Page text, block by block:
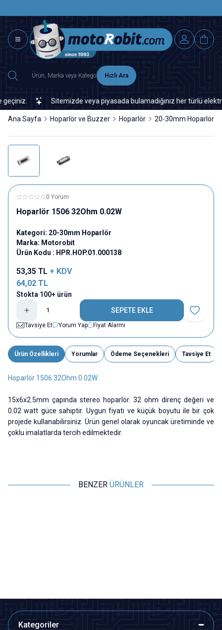
Hızlı Ara
Sitemizde veya piyasada bulamadığınız her türlü
Ana Sayfa Hoparlör ve Buzzer Hoparlör 20-30mm Hoparlör
0 Yorum
Hoparlör 1506 32Ohm 0.02W
Kategori: 20-30mm Hoparlör
Marka: Motorobit
Ürün Kodu : HPR.HOP.01.000138
53,35 TL + KDV
64,02 TL
Stokta 100+ ürün
SEPETE EKLE
Favoriye
Tavsiye Et
Yorum Yap Fiyat Alarmı
Ürün Özellikleri Yorumlar Ödeme Seçenekleri Tavsiye Et
Hoparlör 1506 32Ohm 0.02W
15x6x2.5mm çapında stereo hoparlör. 32 ohm direnç değeri ve
0.02 watt güce sahiptir. Uygun fiyatı ve küçük boyutu ile bir çok
projede kullanabilirsiniz. Ürün genel olarak oyuncak üretiminde ve
çoklu imalatlarda tercih edilmektedir.
BENZER ÜRÜNLER
Kategoriler